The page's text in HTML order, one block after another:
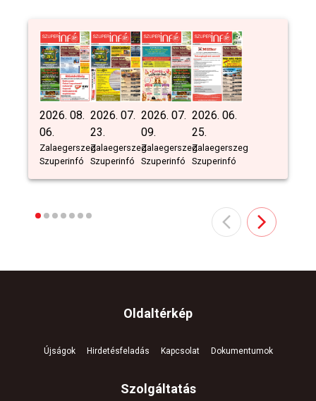
2026. 08.
06.
Zalaegerszeg
Szuperinfó
2026. 07.
23.
Zalaegerszeg
Szuperinfó
2026. 07.
09.
Zalaegerszeg
Szuperinfó
2026. 06.
25.
Zalaegerszeg
Szuperinfó
Szolgáltatás
Oldaltérkép
Újságok Hirdetésfeladás Kapcsolat Dokumentumok